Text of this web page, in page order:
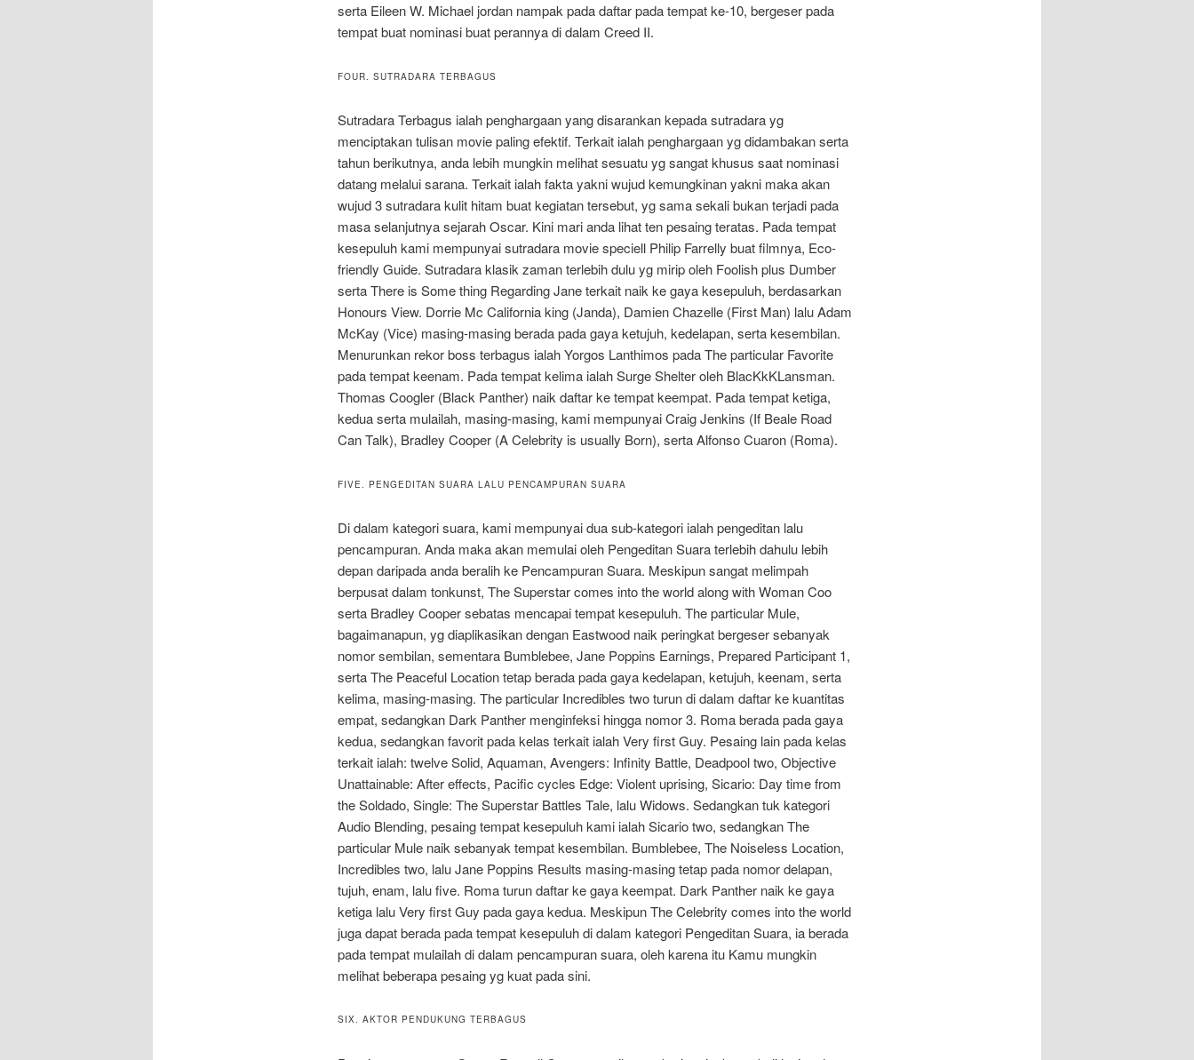
serta Eileen W. Michael jordan nampak pada daftar pada tempat ke-10, bergeser pada
tempat buat nominasi buat perannya di dalam Creed II.
FOUR. SUTRADARA TERBAGUS
Sutradara Terbagus ialah penghargaan yang disarankan kepada sutradara yg
menciptakan tulisan movie paling efektif. Terkait ialah penghargaan yg didambakan serta
tahun berikutnya, anda lebih mungkin melihat sesuatu yg sangat khusus saat nominasi
datang melalui sarana. Terkait ialah fakta yakni wujud kemungkinan yakni maka akan
wujud 3 sutradara kulit hitam buat kegiatan tersebut, yg sama sekali bukan terjadi pada
masa selanjutnya sejarah Oscar. Kini mari anda lihat ten pesaing teratas. Pada tempat
kesepuluh kami mempunyai sutradara movie speciell Philip Farrelly buat filmnya, Eco-
friendly Guide. Sutradara klasik zaman terlebih dulu yg mirip oleh Foolish plus Dumber
serta There is Some thing Regarding Jane terkait naik ke gaya kesepuluh, berdasarkan
Honours View. Dorrie Mc California king (Janda), Damien Chazelle (First Man) lalu Adam
McKay (Vice) masing-masing berada pada gaya ketujuh, kedelapan, serta kesembilan.
Menurunkan rekor boss terbagus ialah Yorgos Lanthimos pada The particular Favorite
pada tempat keenam. Pada tempat kelima ialah Surge Shelter oleh BlacKkKLansman.
Thomas Coogler (Black Panther) naik daftar ke tempat keempat. Pada tempat ketiga,
kedua serta mulailah, masing-masing, kami mempunyai Craig Jenkins (If Beale Road
Can Talk), Bradley Cooper (A Celebrity is usually Born), serta Alfonso Cuaron (Roma).
FIVE. PENGEDITAN SUARA LALU PENCAMPURAN SUARA
Di dalam kategori suara, kami mempunyai dua sub-kategori ialah pengeditan lalu
pencampuran. Anda maka akan memulai oleh Pengeditan Suara terlebih dahulu lebih
depan daripada anda beralih ke Pencampuran Suara. Meskipun sangat melimpah
berpusat dalam tonkunst, The Superstar comes into the world along with Woman Coo
serta Bradley Cooper sebatas mencapai tempat kesepuluh. The particular Mule,
bagaimanapun, yg diaplikasikan dengan Eastwood naik peringkat bergeser sebanyak
nomor sembilan, sementara Bumblebee, Jane Poppins Earnings, Prepared Participant 1,
serta The Peaceful Location tetap berada pada gaya kedelapan, ketujuh, keenam, serta
kelima, masing-masing. The particular Incredibles two turun di dalam daftar ke kuantitas
empat, sedangkan Dark Panther menginfeksi hingga nomor 3. Roma berada pada gaya
kedua, sedangkan favorit pada kelas terkait ialah Very first Guy. Pesaing lain pada kelas
terkait ialah: twelve Solid, Aquaman, Avengers: Infinity Battle, Deadpool two, Objective
Unattainable: After effects, Pacific cycles Edge: Violent uprising, Sicario: Day time from
the Soldado, Single: The Superstar Battles Tale, lalu Widows. Sedangkan tuk kategori
Audio Blending, pesaing tempat kesepuluh kami ialah Sicario two, sedangkan The
particular Mule naik sebanyak tempat kesembilan. Bumblebee, The Noiseless Location,
Incredibles two, lalu Jane Poppins Results masing-masing tetap pada nomor delapan,
tujuh, enam, lalu five. Roma turun daftar ke gaya keempat. Dark Panther naik ke gaya
ketiga lalu Very first Guy pada gaya kedua. Meskipun The Celebrity comes into the world
juga dapat berada pada tempat kesepuluh di dalam kategori Pengeditan Suara, ia berada
pada tempat mulailah di dalam pencampuran suara, oleh karena itu Kamu mungkin
melihat beberapa pesaing yg kuat pada sini.
SIX. AKTOR PENDUKUNG TERBAGUS